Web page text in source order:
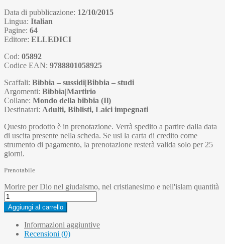
Data di pubblicazione: 12/10/2015
Lingua: Italian
Pagine: 64
Editore: ELLEDICI
Cod: 05892
Codice EAN: 9788801058925
Scaffali: Bibbia – sussidi|Bibbia – studi
Argomenti: Bibbia|Martirio
Collane: Mondo della bibbia (Il)
Destinatari: Adulti, Biblisti, Laici impegnati
Questo prodotto è in prenotazione. Verrà spedito a partire dalla data
di uscita presente nella scheda. Se usi la carta di credito come
strumento di pagamento, la prenotazione resterà valida solo per 25
giorni.
Prenotabile
Morire per Dio nel giudaismo, nel cristianesimo e nell'islam quantità
Aggiungi al carrello
Informazioni aggiuntive
Recensioni (0)